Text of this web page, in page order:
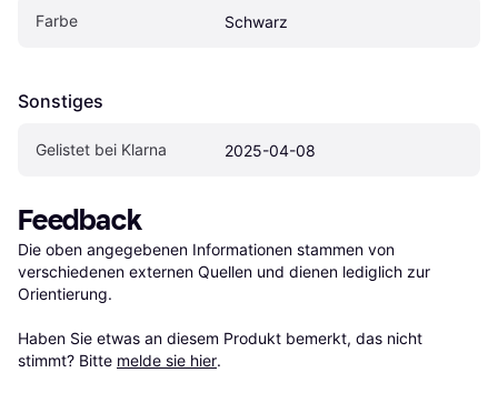
Farbe Schwarz
Sonstiges
Gelistet bei Klarna 2025-04-08
Feedback
Die oben angegebenen Informationen stammen von
verschiedenen externen Quellen und dienen lediglich zur
Orientierung.
Haben Sie etwas an diesem Produkt bemerkt, das nicht
stimmt? Bitte melde sie hier.